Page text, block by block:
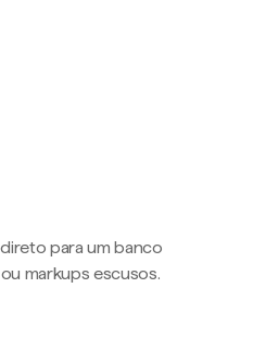
para um banco
markups escusos.